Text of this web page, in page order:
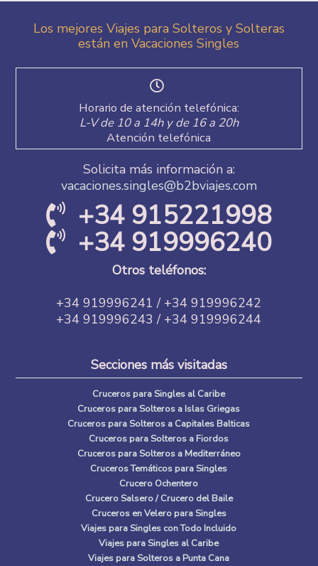
Los mejores Viajes para Solteros y Solteras
están en Vacaciones Singles
Horario de atención telefónica:
L-V de 10 a 14h y de 16 a 20h
Atención telefónica
Solicita más información a:
vacaciones.singles@b2bviajes.com
+34 915221998
+34 919996240
Otros teléfonos:
+34 919996241 / +34 919996242
+34 919996243 / +34 919996244
Secciones más visitadas
Cruceros para Singles al Caribe
Cruceros para Solteros a Islas Griegas
Cruceros para Solteros a Capitales Balticas
Cruceros para Solteros a Fiordos
Cruceros para Solteros a Mediterráneo
Cruceros Temáticos para Singles
Crucero Ochentero
Crucero Salsero / Crucero del Baile
Cruceros en Velero para Singles
Viajes para Singles con Todo Incluido
Viajes para Singles al Caribe
Viajes para Solteros a Punta Cana